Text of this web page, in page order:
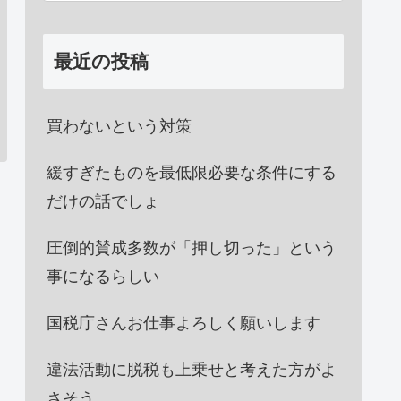
最近の投稿
買わないという対策
緩すぎたものを最低限必要な条件にする
だけの話でしょ
圧倒的賛成多数が「押し切った」という
事になるらしい
国税庁さんお仕事よろしく願いします
違法活動に脱税も上乗せと考えた方がよ